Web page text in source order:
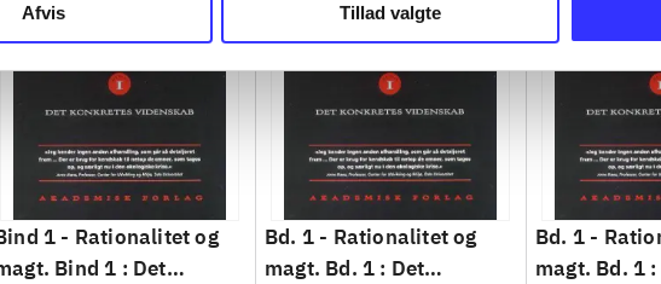
Afvis Tillad valgte
1 - Rationalitet og
Bind 1 : Det
Bd. 1 - Rationalitet og
magt. Bd. 1 : Det
Bd. 1 -
magt. Bd. 1